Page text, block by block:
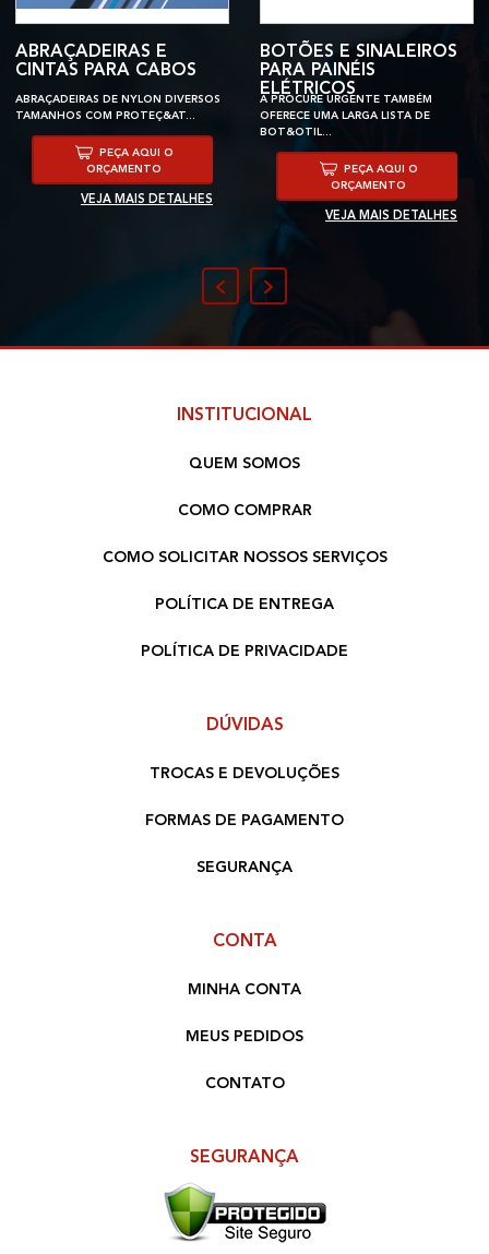
ABRAÇADEIRAS E
CINTAS PARA CABOS
ABRAÇADEIRAS DE NYLON DIVERSOS
TAMANHOS COM PROTEÇ&AT...
PEÇA AQUI O
ORÇAMENTO
VEJA MAIS DETALHES
BOTÕES E SINALEIROS
PARA PAINÉIS
ELÉTRICOS
A PROCURE URGENTE TAMBÉM
OFERECE UMA LARGA LISTA DE
BOT&OTIL...
PEÇA AQUI O
ORÇAMENTO
VEJA MAIS DETALHES
INSTITUCIONAL
QUEM SOMOS
COMO COMPRAR
COMO SOLICITAR NOSSOS SERVIÇOS
POLÍTICA DE ENTREGA
POLÍTICA DE PRIVACIDADE
DÚVIDAS
TROCAS E DEVOLUÇÕES
FORMAS DE PAGAMENTO
SEGURANÇA
CONTA
MINHA CONTA
MEUS PEDIDOS
CONTATO
SEGURANÇA